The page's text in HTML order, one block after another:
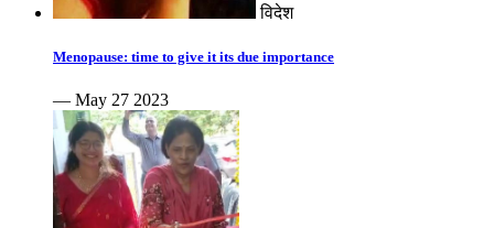
विदेश
Menopause: time to give it its due importance
— May 27 2023